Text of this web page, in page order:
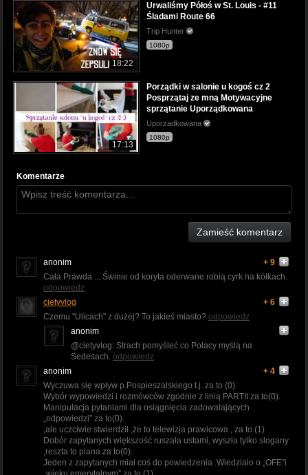
18:22
Urwaliśmy Półoś w St. Louis - #11
Śladami Route 66
Trip Hunter
1080p
17:13
Porządki w salonie u kogoś cz 2
Posprzątaj ze mną Motywacyjne
sprzątanie Uporządkowana
Uporzadkowana
1080p
Komentarze
Zamieść komentarz
anonim
+ 9
Cała Prawda ... Świnie od koryta oderwane robią cyrk na kółkach.
odpowiedz
cietyvlog
+ 6
Czemu "Ulicach" z dużej? To jakieś miasto? odpowiedz
anonim
@cietyvlog: Strach pomyśleć co Polacy myślą na
Sedesach. odpowiedz
anonim
+ 4
Wyczuwa się wpływ p.Pospieszalskiego t.j. za to (0).
Wybór wypowiedzi i rozmówców zgodnie z linią PARTII za to(0).
Manipulacja pytaniami dla osiągnięcia zadowalających
„odpowiedzi” za to(0).
,ale uczciwie stwierdził ,że to telewizja prawicowa , za to (1)
Dobór zapytanych większość ruszała ustami, wyszła tylko slogany
,reszta to piana za to(0).
Jeden z zapytanych miał coś do powiedzenia .Wiedziało o „OFE”i